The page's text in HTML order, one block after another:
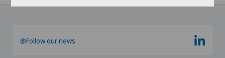
@Follow our news